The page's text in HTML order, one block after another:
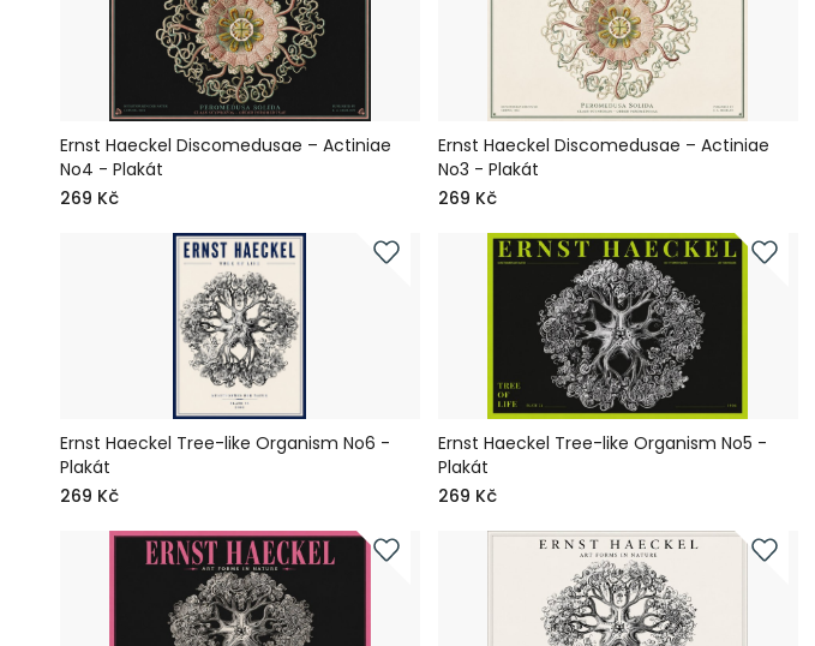
Ernst Haeckel Discomedusae – Actiniae
No4 - Plakát
269 Kč
Ernst Haeckel Discomedusae – Actiniae
No3 - Plakát
269 Kč
Ernst Haeckel Tree-like Organism No6 -
Plakát
269 Kč
Ernst Haeckel Tree-like Organism No5 -
Plakát
269 Kč